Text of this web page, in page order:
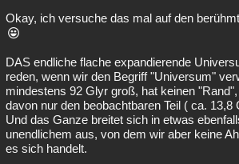
Okay, ich versuche das mal auf den
DAS endliche flache expandierende
reden, wenn wir den Begriff "Universum"
mindestens 92 Glyr groß, hat keinen
davon nur den beobachtbaren Teil ( ca. 13,8
Und das Ganze breitet sich in etwas
unendlichem aus, von dem wir aber keine
es sich handelt.